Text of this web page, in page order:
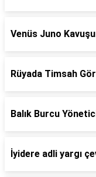
Venüs Juno
Rüyada Timsah
Balık Burcu
İyidere adli yargı